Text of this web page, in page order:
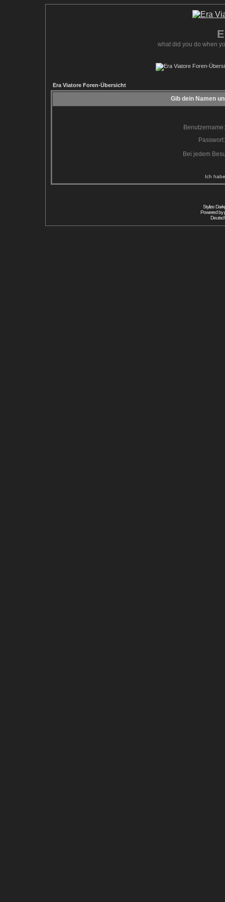
what did you do when
Era Viatore Foren-Übersicht
Gib dein Namen
Benutzername:
Passwort:
Bei jedem
Ich
Stylize
Powered by